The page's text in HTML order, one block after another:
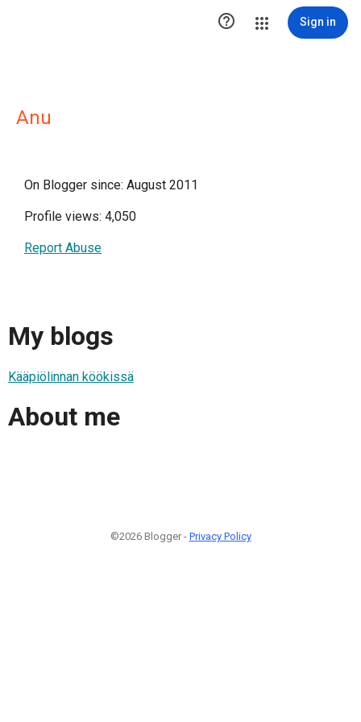
 Sign in
Anu
On Blogger since: August 2011
Profile views: 4,050
Report Abuse
My blogs
Kääpiölinnan köökissä
About me
©2026 Blogger - Privacy Policy